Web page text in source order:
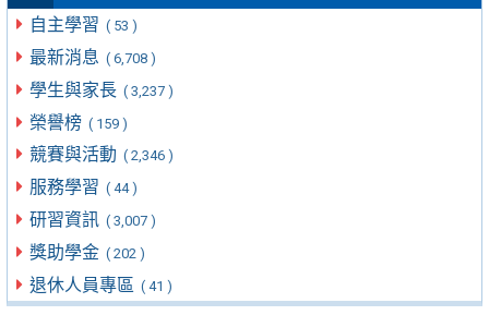
自主學習 ( 53 )
最新消息 ( 6,708 )
學生與家長 ( 3,237 )
榮譽榜 ( 159 )
競賽與活動 ( 2,346 )
服務學習 ( 44 )
研習資訊 ( 3,007 )
獎助學金 ( 202 )
退休人員專區 ( 41 )